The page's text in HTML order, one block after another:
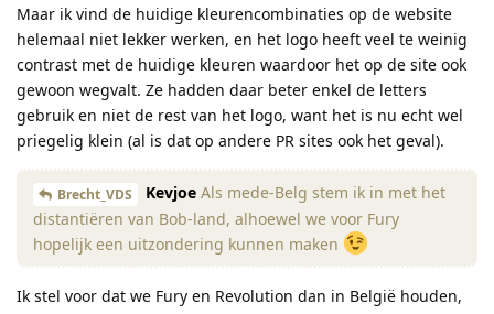
Maar ik vind de huidige kleurencombinaties op de website
helemaal niet lekker werken, en het logo heeft veel te weinig
contrast met de huidige kleuren waardoor het op de site ook
gewoon wegvalt. Ze hadden daar beter enkel de letters
gebruik en niet de rest van het logo, want het is nu echt wel
priegelig klein (al is dat op andere PR sites ook het geval).
Brecht_VDS Kevjoe Als mede-Belg stem ik in met het
distantiëren van Bob-land, alhoewel we voor Fury
hopelijk een uitzondering kunnen maken
Ik stel voor dat we Fury en Revolution dan in België houden,